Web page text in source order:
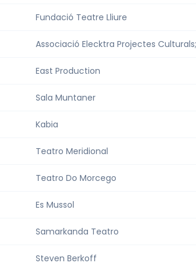
Fundació Teatre Lliure
Associació Elecktra Projectes
East Production
Sala Muntaner
Kabia
Teatro Meridional
Teatro Do Morcego
Es Mussol
Samarkanda Teatro
Steven Berkoff